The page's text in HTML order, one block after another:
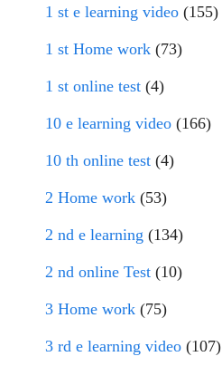
1 st e learning video (155)
1 st Home work (73)
1 st online test (4)
10 e learning video (166)
10 th online test (4)
2 Home work (53)
2 nd e learning (134)
2 nd online Test (10)
3 Home work (75)
3 rd e learning video (107)